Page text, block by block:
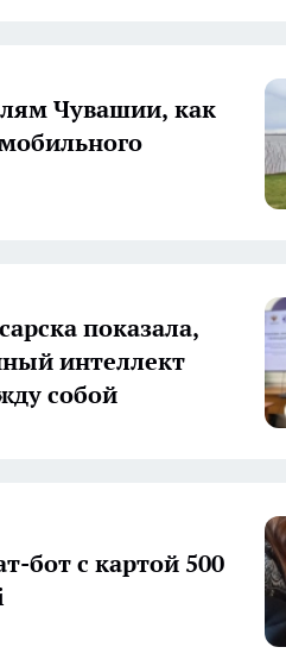
Чувашии, как
показала,
интеллект
собой
бот с картой 500